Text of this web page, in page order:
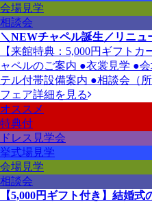
会場見学
相談会
＼NEWチャペル誕生／リニュ
【来館特典：5,000円ギフト
ャペルのご案内 ●衣裳見学 ●
テル付帯設備案内 ●相談会（
フェア詳細を見る
オススメ
特典付
ドレス見学会
挙式場見学
会場見学
相談会
【5,000円ギフト付き】結婚